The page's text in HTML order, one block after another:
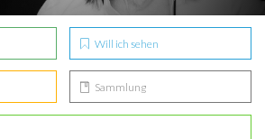
Will ich sehen
Sammlung